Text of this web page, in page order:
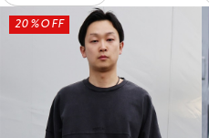
20%OFF